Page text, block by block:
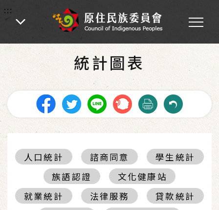
:::
:::
首頁 統計圖表
統計圖表
人口統計 諮商同意
學生統計
族語認證
文化健康站
就業統計
法律服務
貸款統計